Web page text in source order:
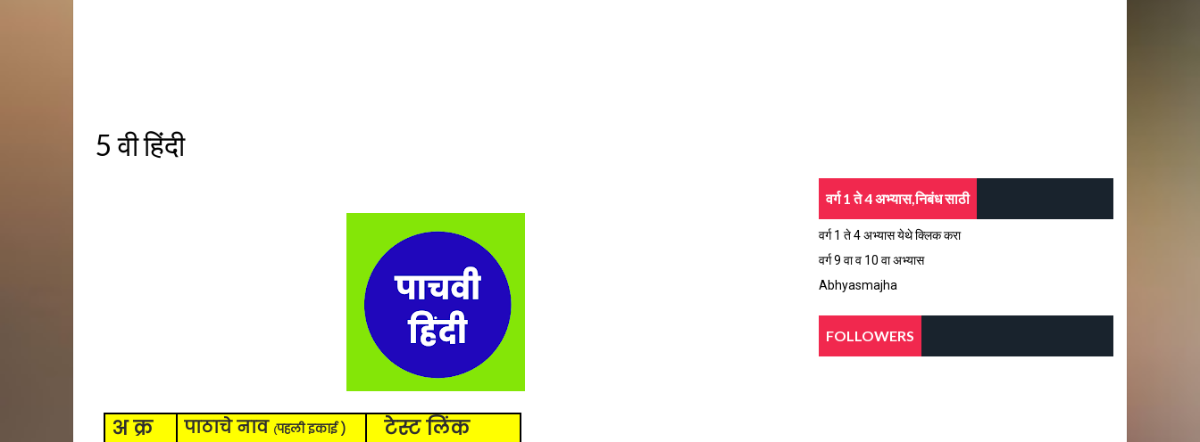
5 वी हिंदी
अ क्र पाठाचे नाव (पहली इकाई ) टेस्ट लिंक
वर्ग 1 ते 4 अभ्यास,निबंध साठी
वर्ग 1 ते 4 अभ्यास येथे क्लिक करा
वर्ग 9 वा व 10 वा अभ्यास
Abhyasmajha
FOLLOWERS